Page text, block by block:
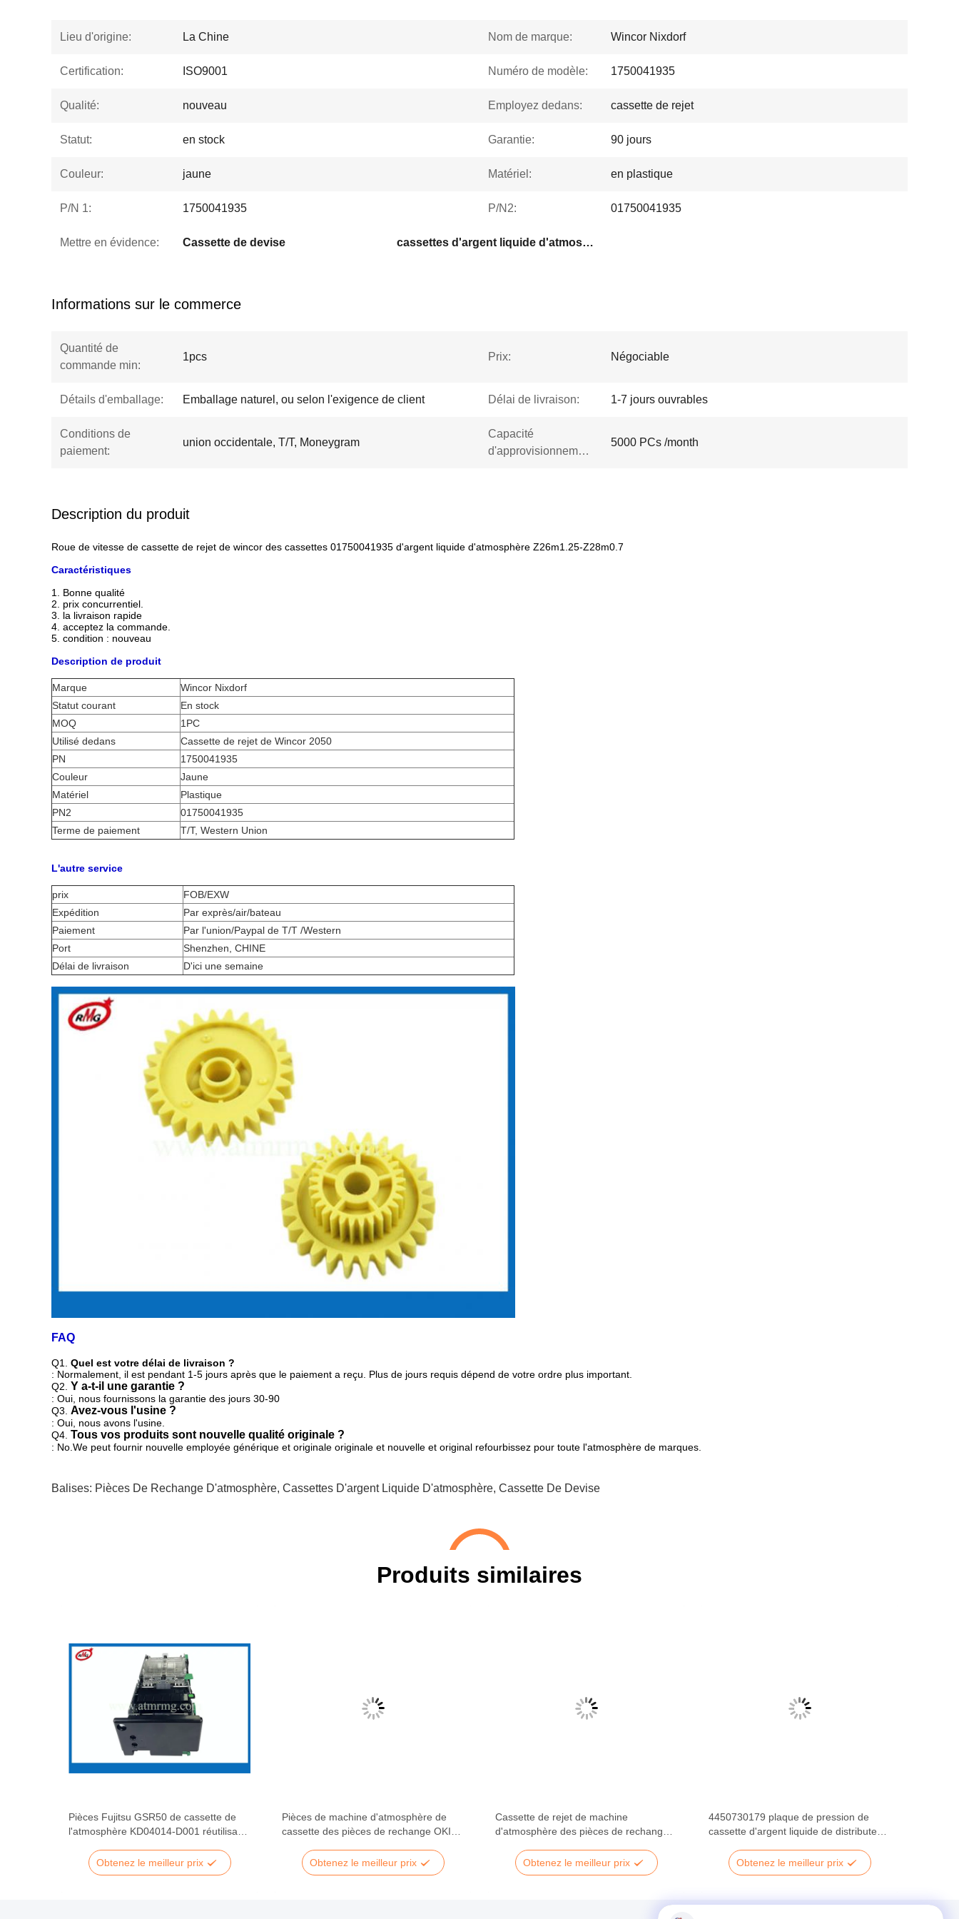
Lieu d'origine: La Chine Nom de marque: Wincor Nixdorf
Certification: ISO9001 Numéro de modèle: 1750041935
Qualité: nouveau Employez dedans: cassette de rejet
Statut: en stock Garantie: 90 jours
Couleur: jaune Matériel: en plastique
P/N 1: 1750041935 P/N2: 01750041935
Mettre en évidence: Cassette de devise cassettes d'argent liquide d'atmosphère
Informations sur le commerce
Quantité de
commande min:
1pcs Prix: Négociable
Détails d'emballage: Emballage naturel, ou selon l'exigence de client Délai de livraison: 1-7 jours ouvrables
Conditions de
paiement:
union occidentale, T/T, Moneygram
Capacité
d'approvisionnement:
5000 PCs /month
Description du produit
Roue de vitesse de cassette de rejet de wincor des cassettes 01750041935 d'argent liquide d'atmosphère Z26m1.25-Z28m0.7
Caractéristiques
1. Bonne qualité
2. prix concurrentiel.
3. la livraison rapide
4. acceptez la commande.
5. condition : nouveau
Description de produit
Marque
Wincor Nixdorf
Statut courant
En stock
MOQ
1PC
Utilisé dedans
Cassette de rejet de Wincor 2050
PN
1750041935
Couleur
Jaune
Matériel
Plastique
PN2
01750041935
Terme de paiement
T/T, Western Union
L'autre service
prix
FOB/EXW
Expédition
Par exprès/air/bateau
Paiement
Par l'union/Paypal de T/T /Western
Port
Shenzhen, CHINE
Délai de livraison
D'ici une semaine
FAQ
Q1. Quel est votre délai de livraison ?
: Normalement, il est pendant 1-5 jours après que le paiement a reçu. Plus de jours requis dépend de votre ordre plus important.
Q2. Y a-t-il une garantie ?
: Oui, nous fournissons la garantie des jours 30-90
Q3. Avez-vous l'usine ?
: Oui, nous avons l'usine.
Q4. Tous vos produits sont nouvelle qualité originale ?
: No.We peut fournir nouvelle employée générique et originale originale et nouvelle et original refourbissez pour toute l'atmosphère de marques.
Balises: Pièces De Rechange D'atmosphère, Cassettes D'argent Liquide D'atmosphère, Cassette De Devise
Produits similaires
Pièces Fujitsu GSR50 de cassette de
l'atmosphère KD04014-D001 réutilisant
Obtenez le meilleur prix
Pièces de machine d'atmosphère de
cassette des pièces de rechange OKI
Obtenez le meilleur prix
Cassette de rejet de machine
d'atmosphère des pièces de rechange
5000G002Obtenez le meilleur prix
4450730179 plaque de pression de
cassette d'argent liquide de distributeur
de cassette d'atmosphère
Obtenez le meilleur prix